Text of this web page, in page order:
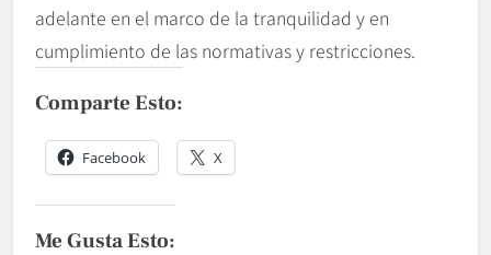
adelante en el marco de la tranquilidad y en
cumplimiento de las normativas y restricciones.
Comparte Esto:
Facebook X
Me Gusta Esto: